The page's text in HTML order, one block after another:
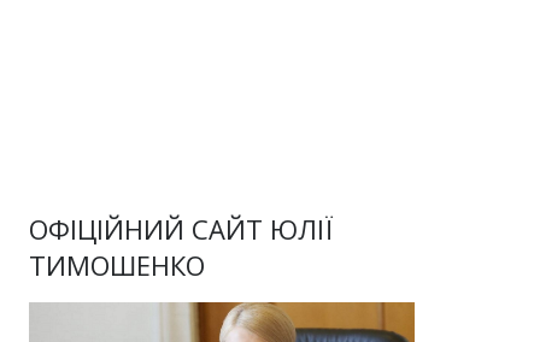
ОФІЦІЙНИЙ САЙТ ЮЛІЇ
ТИМОШЕНКО